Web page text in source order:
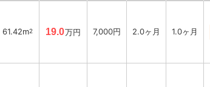
61.42m2 19.0万円 7,000円 2.0ヶ月 1.0ヶ月